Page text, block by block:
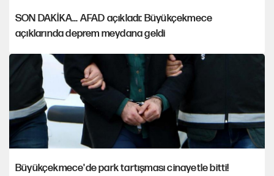
SON DAKİKA... AFAD açıkladı: Büyükçekmece
açıklarında deprem meydana geldi
Büyükçekmece'de park tartışması cinayetle bitti!